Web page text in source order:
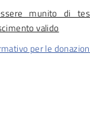
munito di
valido
per le